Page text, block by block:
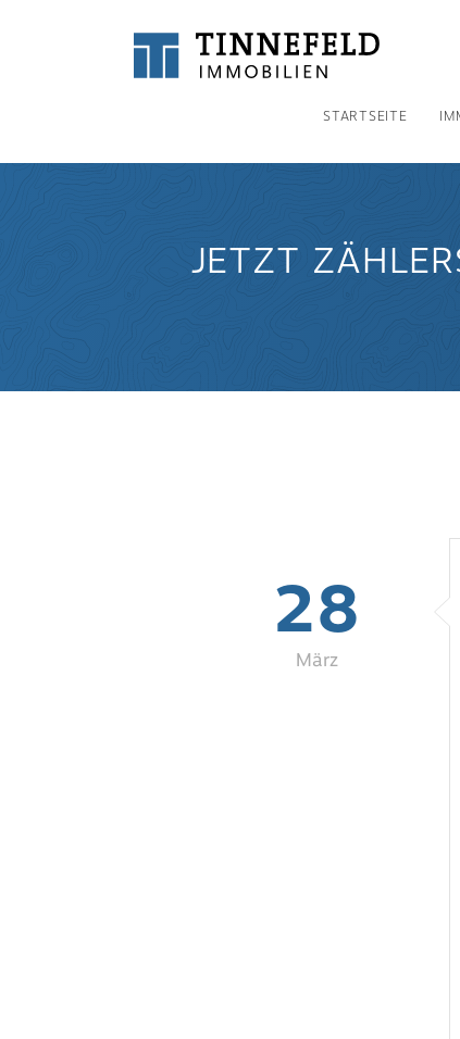
STARTSEITE
JETZT
28
März